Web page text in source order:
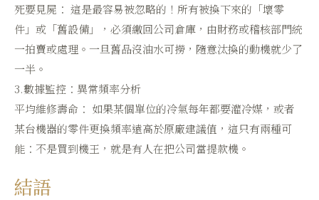
死要見屍： 這是最容易被忽略的！所有被換下來的「壞零
件」或「舊設備」，必須繳回公司倉庫，由財務或稽核部門統
一拍賣或處理。一旦舊品沒油水可撈，隨意汰換的動機就少了
一半。
3.數據監控：異常頻率分析
平均維修壽命： 如果某個單位的冷氣每年都要灌冷媒，或者
某台機器的零件更換頻率遠高於原廠建議值，這只有兩種可
能：不是買到機王，就是有人在把公司當提款機。
結語